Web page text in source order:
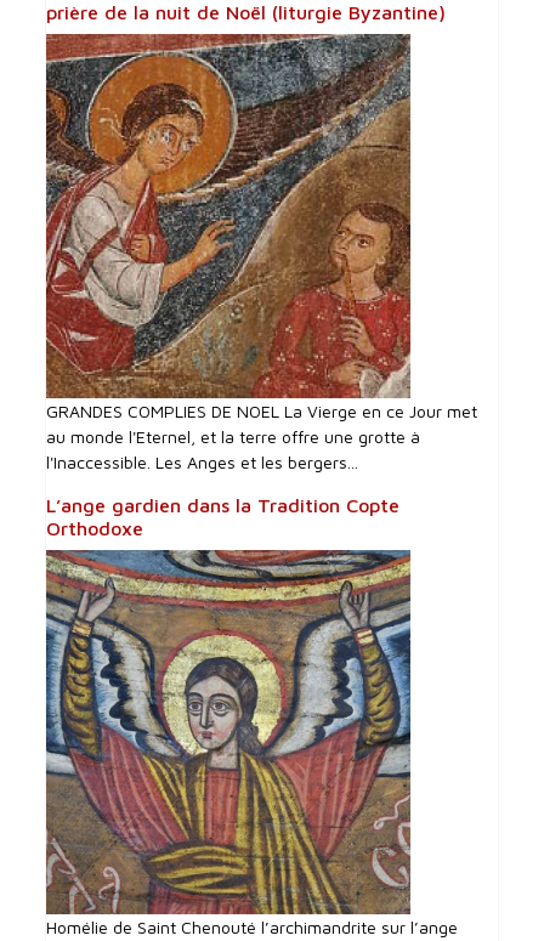
prière de la nuit de Noël (liturgie Byzantine)
GRANDES COMPLIES DE NOEL La Vierge en ce Jour met
au monde l'Eternel, et la terre offre une grotte à
l'Inaccessible. Les Anges et les bergers...
L’ange gardien dans la Tradition Copte
Orthodoxe
Homélie de Saint Chenouté l’archimandrite sur l’ange